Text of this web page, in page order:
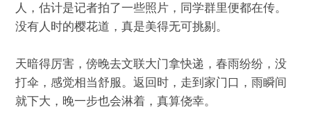
人，估计是记者拍了一些照片，同学群里便都在传。
没有人时的樱花道，真是美得无可挑剔。
天暗得厉害，傍晚去文联大门拿快递，春雨纷纷，没
打伞，感觉相当舒服。返回时，走到家门口，雨瞬间
就下大，晚一步也会淋着，真算侥幸。